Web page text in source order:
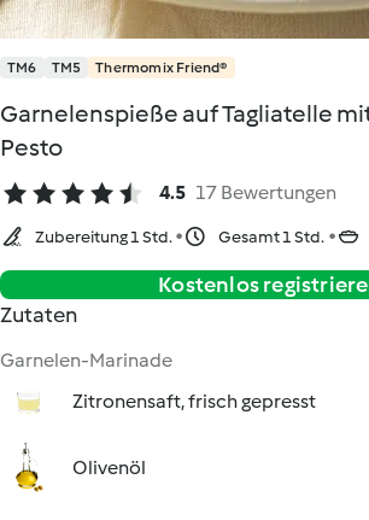
TM6 TM5 Thermomix Friend®
Garnelenspieße auf Tagliatelle
Pesto
4.5 17 Bewertungen
Zubereitung 1 Std. Gesamt 1 Std.
Kostenlos
Zutaten
Garnelen-Marinade
Zitronensaft, frisch gepresst
Olivenöl